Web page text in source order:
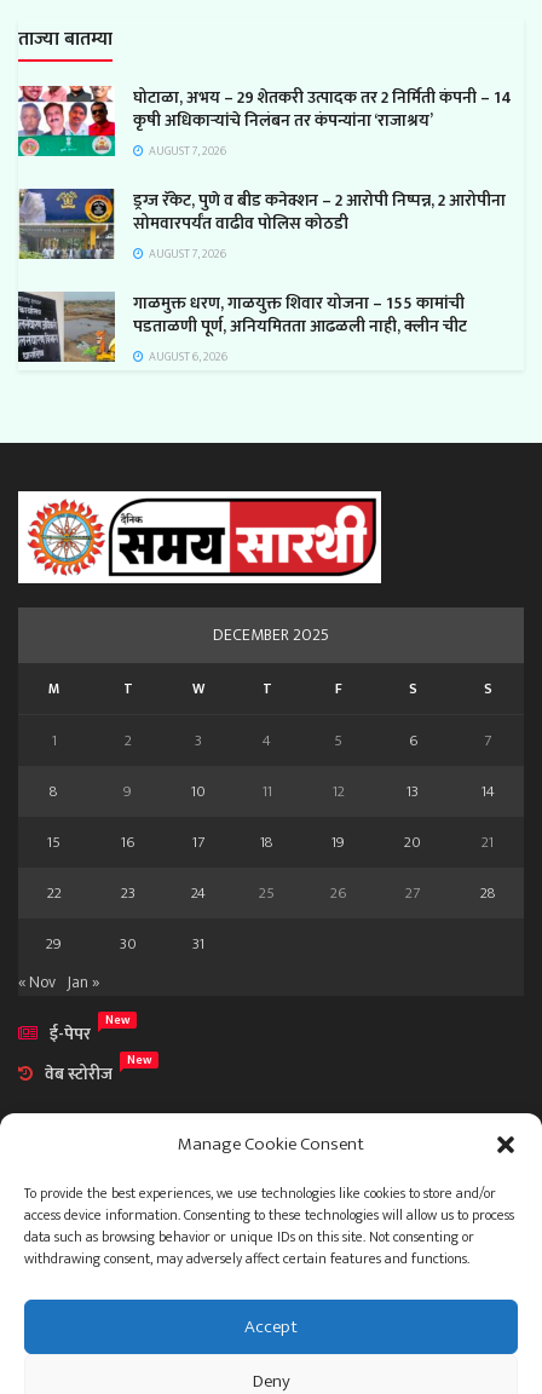
Manage Cookie Consent
To provide the best experiences, we use technologies like cookies to store and/or
access device information. Consenting to these technologies will allow us to process
data such as browsing behavior or unique IDs on this site. Not consenting or
withdrawing consent, may adversely affect certain features and functions.
Accept
Deny
ताज्या बातम्या
घोटाळा, अभय – 29 शेतकरी उत्पादक तर 2 निर्मिती कंपनी – 14
कृषी अधिकाऱ्यांचे निलंबन तर कंपन्यांना ‘राजाश्रय’
AUGUST 7, 2026
ड्रग्ज रॅकेट, पुणे व बीड कनेक्शन – 2 आरोपी निष्पन्न, 2 आरोपीना
सोमवारपर्यंत वाढीव पोलिस कोठडी
AUGUST 7, 2026
गाळमुक्त धरण, गाळयुक्त शिवार योजना – 155 कामांची
पडताळणी पूर्ण, अनियमितता आढळली नाही, क्लीन चीट
AUGUST 6, 2026
DECEMBER 2025
M T W T F S S
1 2 3 4 5 6
7
8
9 10 11 12 13
14
15
16 17 18 19 20
21
22
23 24 25 26 27
28
29
30 31
« Nov Jan »
ई-पेपर
New
वेब स्टोरीज New
आमच्या विषयी
संपर्क